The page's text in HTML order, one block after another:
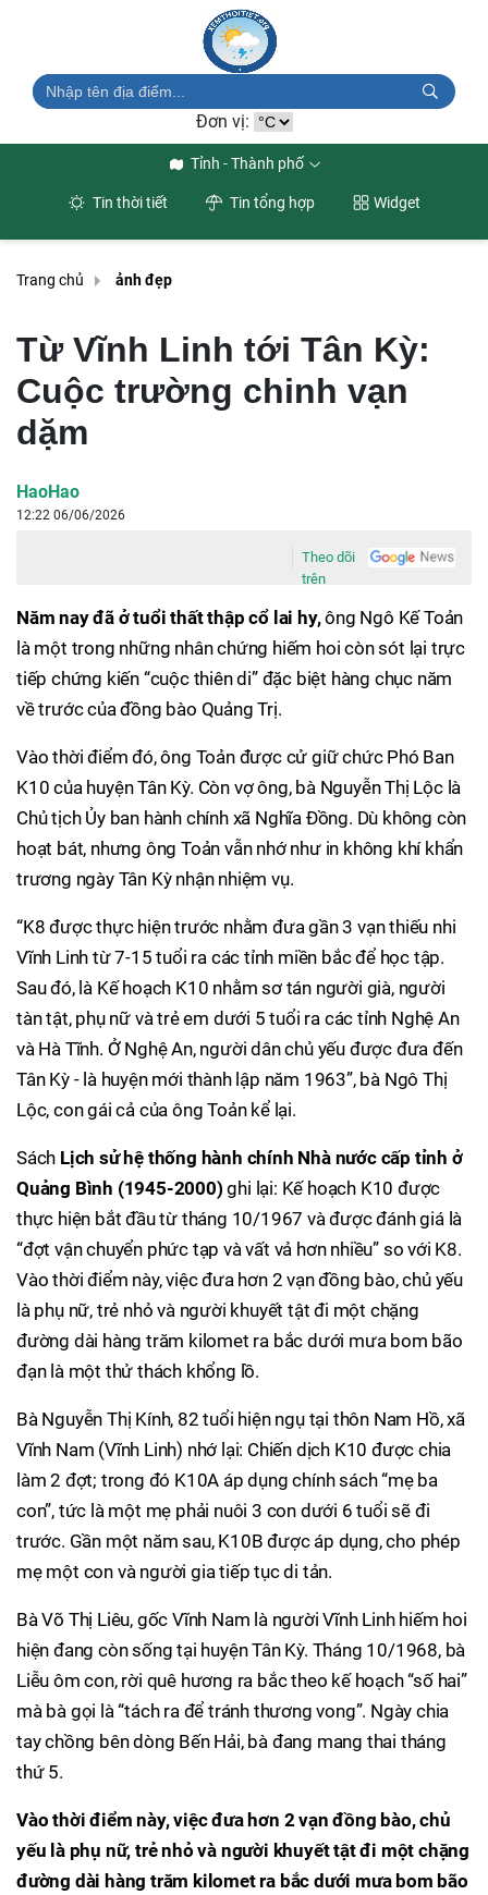
Đơn vị:
Tỉnh - Thành phố
Tin thời tiết Tin tổng hợp Widget
Trang chủ ảnh đẹp
Từ Vĩnh Linh tới Tân Kỳ:
Cuộc trường chinh vạn
dặm
HaoHao
12:22 06/06/2026
Theo dõi
trên
Năm nay đã ở tuổi thất thập cổ lai hy,ông Ngô Kế Toản
là một trong những nhân chứng hiếm hoi còn sót lại trực
tiếp chứng kiến “cuộc thiên di” đặc biệt hàng chục năm
về trước của đồng bào Quảng Trị.
Vào thời điểm đó, ông Toản được cử giữ chức Phó Ban
K10 của huyện Tân Kỳ. Còn vợ ông, bà Nguyễn Thị Lộc là
Chủ tịch Ủy ban hành chính xã Nghĩa Đồng. Dù không còn
hoạt bát, nhưng ông Toản vẫn nhớ như in không khí khẩn
trương ngày Tân Kỳ nhận nhiệm vụ.
“K8 được thực hiện trước nhằm đưa gần 3 vạn thiếu nhi
Vĩnh Linh từ 7-15 tuổi ra các tỉnh miền bắc để học tập.
Sau đó, là Kế hoạch K10 nhằm sơ tán người già, người
tàn tật, phụ nữ và trẻ em dưới 5 tuổi ra các tỉnh Nghệ An
và Hà Tĩnh. Ở Nghệ An, người dân chủ yếu được đưa đến
Tân Kỳ - là huyện mới thành lập năm 1963”, bà Ngô Thị
Lộc, con gái cả của ông Toản kể lại.
Sách Lịch sử hệ thống hành chính Nhà nước cấp tỉnh ở
Quảng Bình (1945-2000) ghi lại: Kế hoạch K10 được
thực hiện bắt đầu từ tháng 10/1967 và được đánh giá là
“đợt vận chuyển phức tạp và vất vả hơn nhiều” so với K8.
Vào thời điểm này, việc đưa hơn 2 vạn đồng bào, chủ yếu
là phụ nữ, trẻ nhỏ và người khuyết tật đi một chặng
đường dài hàng trăm kilomet ra bắc dưới mưa bom bão
đạn là một thử thách khổng lồ.
Bà Nguyễn Thị Kính, 82 tuổi hiện ngụ tại thôn Nam Hồ, xã
Vĩnh Nam (Vĩnh Linh) nhớ lại: Chiến dịch K10 được chia
làm 2 đợt; trong đó K10A áp dụng chính sách “mẹ ba
con”, tức là một mẹ phải nuôi 3 con dưới 6 tuổi sẽ đi
trước. Gần một năm sau, K10B được áp dụng, cho phép
mẹ một con và người gia tiếp tục di tản.
Bà Võ Thị Liêu, gốc Vĩnh Nam là người Vĩnh Linh hiếm hoi
hiện đang còn sống tại huyện Tân Kỳ. Tháng 10/1968, bà
Liễu ôm con, rời quê hương ra bắc theo kế hoạch “số hai”
mà bà gọi là “tách ra để tránh thương vong”. Ngày chia
tay chồng bên dòng Bến Hải, bà đang mang thai tháng
thứ 5.
Vào thời điểm này, việc đưa hơn 2 vạn đồng bào, chủ
yếu là phụ nữ, trẻ nhỏ và người khuyết tật đi một chặng
đường dài hàng trăm kilomet ra bắc dưới mưa bom bão